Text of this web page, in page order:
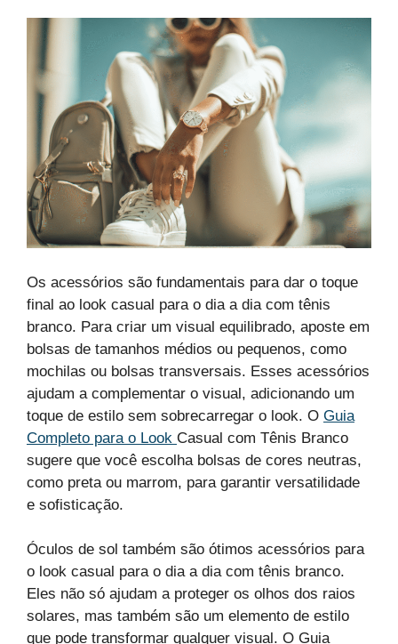
Os acessórios são fundamentais para dar o toque
final ao look casual para o dia a dia com tênis
branco. Para criar um visual equilibrado, aposte em
bolsas de tamanhos médios ou pequenos, como
mochilas ou bolsas transversais. Esses acessórios
ajudam a complementar o visual, adicionando um
toque de estilo sem sobrecarregar o look. O Guia
Completo para o Look Casual com Tênis Branco
sugere que você escolha bolsas de cores neutras,
como preta ou marrom, para garantir versatilidade
e sofisticação.
Óculos de sol também são ótimos acessórios para
o look casual para o dia a dia com tênis branco.
Eles não só ajudam a proteger os olhos dos raios
solares, mas também são um elemento de estilo
que pode transformar qualquer visual. O Guia